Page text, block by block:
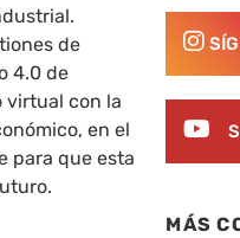
de
4.0 de
virtual con la
en el
para que esta
MÁS